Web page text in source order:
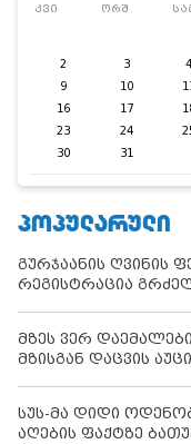
კვი ორშ
2
3 4
9
10
16
17
23
24
30
31
ᲞᲝᲞᲣᲚᲐᲠᲣᲚᲘ
გურჯაანის ღვინის
რეგისტრაცია
მზეს ვერ
მზისგან დაცვის
სუს-მა დიდი
აღების ფაქტზე